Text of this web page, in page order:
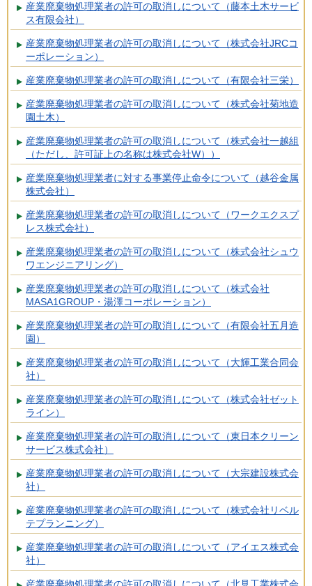
産業廃棄物処理業者の許可の取消しについて（藤本土木サービ
ス有限会社）
産業廃棄物処理業者の許可の取消しについて（株式会社JRCコ
ーポレーション）
産業廃棄物処理業者の許可の取消しについて（有限会社三栄）
産業廃棄物処理業者の許可の取消しについて（株式会社菊地造
園土木）
産業廃棄物処理業者の許可の取消しについて（株式会社一越組
（ただし、許可証上の名称は株式会社W））
産業廃棄物処理業者に対する事業停止命令について（越谷金属
株式会社）
産業廃棄物処理業者の許可の取消しについて（ワークエクスプ
レス株式会社）
産業廃棄物処理業者の許可の取消しについて（株式会社シュウ
ワエンジニアリング）
産業廃棄物処理業者の許可の取消しについて（株式会社
MASA1GROUP・湯澤コーポレーション）
産業廃棄物処理業者の許可の取消しについて（有限会社五月造
園）
産業廃棄物処理業者の許可の取消しについて（大輝工業合同会
社）
産業廃棄物処理業者の許可の取消しについて（株式会社ゼット
ライン）
産業廃棄物処理業者の許可の取消しについて（東日本クリーン
サービス株式会社）
産業廃棄物処理業者の許可の取消しについて（大宗建設株式会
社）
産業廃棄物処理業者の許可の取消しについて（株式会社リベル
テプランニング）
産業廃棄物処理業者の許可の取消しについて（アイエス株式会
社）